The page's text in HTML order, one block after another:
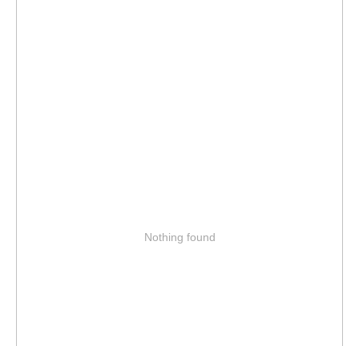
Nothing found